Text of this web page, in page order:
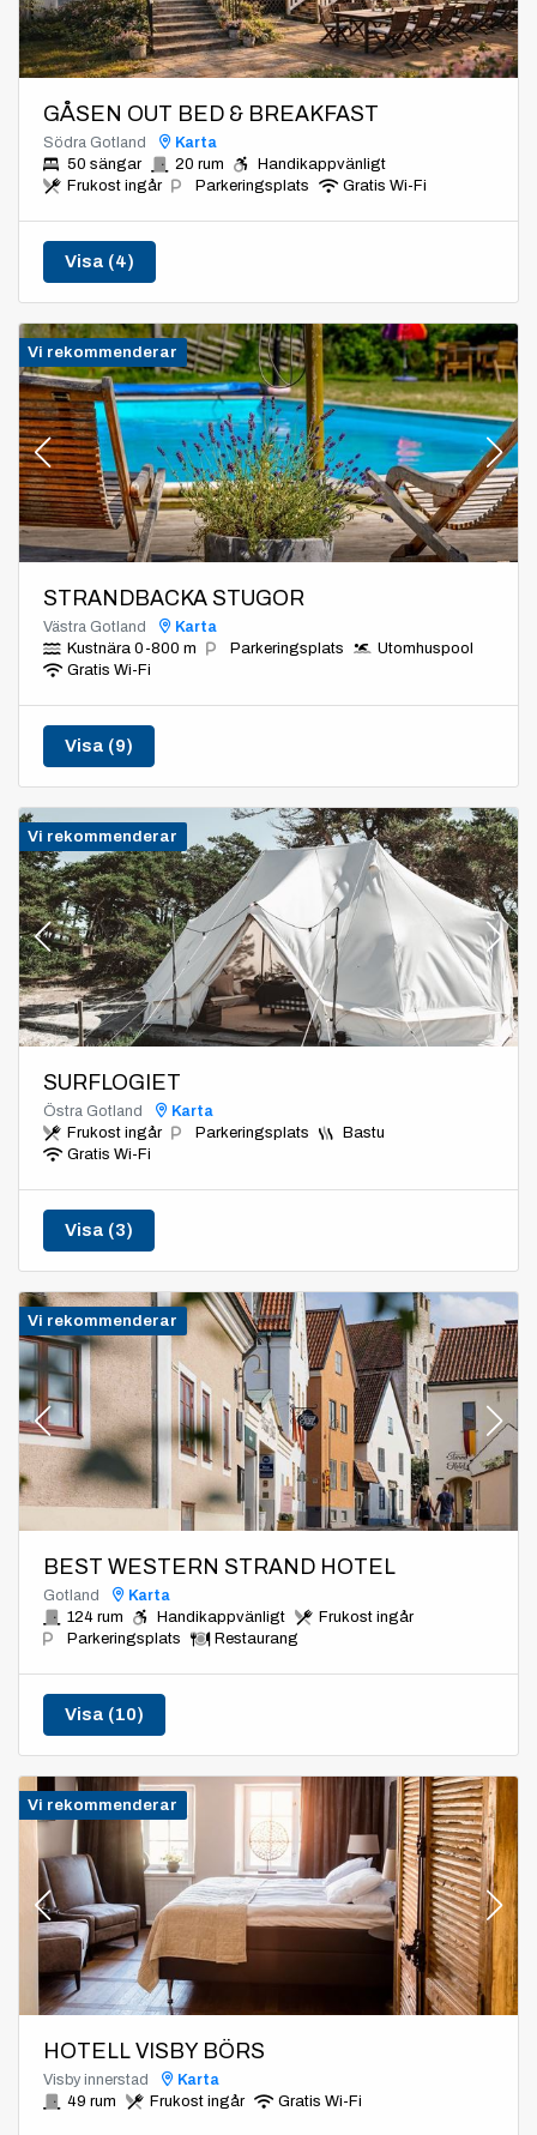
GÅSEN OUT BED & BREAKFAST
Södra Gotland
Karta
50 sängar
20 rum
Handikappvänligt
Frukost ingår
Parkeringsplats Gratis Wi-Fi
Visa (4)
Vi rekommenderar
STRANDBACKA STUGOR
Västra Gotland
Karta
Kustnära 0-800 m
Parkeringsplats
Utomhuspool
Gratis Wi-Fi
Visa (9)
Vi rekommenderar
SURFLOGIET
Östra Gotland
Karta
Frukost ingår
Parkeringsplats
Bastu
Gratis Wi-Fi
Visa (3)
Vi rekommenderar
BEST WESTERN STRAND HOTEL
Gotland
Karta
124 rum
Handikappvänligt
Frukost ingår
Parkeringsplats
Restaurang
Visa (10)
Vi rekommenderar
HOTELL VISBY BÖRS
Visby innerstad
Karta
49 rum
Frukost ingår Gratis Wi-Fi